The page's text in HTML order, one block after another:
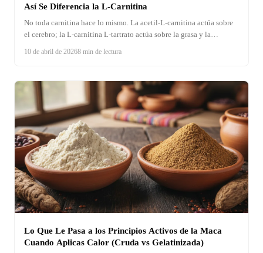
Así Se Diferencia la L-Carnitina
No toda carnitina hace lo mismo. La acetil-L-carnitina actúa sobre
el cerebro; la L-carnitina L-tartrato actúa sobre la grasa y la
10 de abril de 20268 min de lectura
Lo Que Le Pasa a los Principios Activos de la Maca
Cuando Aplicas Calor (Cruda vs Gelatinizada)